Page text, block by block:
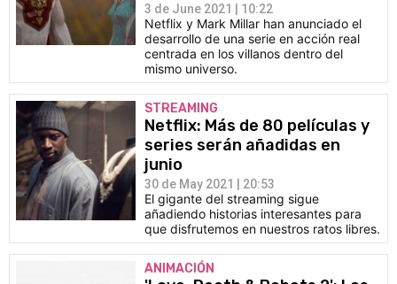
3 de June 2021 | 10:22
Netflix y Mark Millar han anunciado el
desarrollo de una serie en acción real
centrada en los villanos dentro del
mismo universo.
STREAMING
Netflix: Más de 80 películas y
series serán añadidas en
junio
30 de May 2021 | 20:53
El gigante del streaming sigue
añadiendo historias interesantes para
que disfrutemos en nuestros ratos libres.
ANIMACIÓN